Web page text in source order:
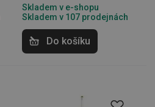
Skladem v e-shopu
Skladem v 107 prodejnách
Do košíku